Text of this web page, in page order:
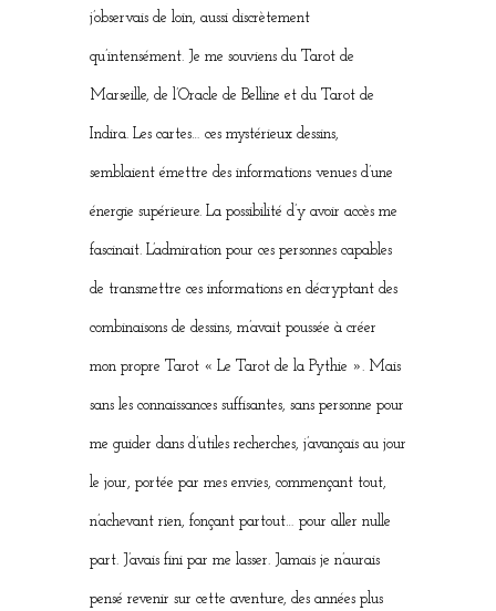
j’observais de loin, aussi discrètement
qu’intensément. Je me souviens du Tarot de
Marseille, de l’Oracle de Belline et du Tarot de
Indira. Les cartes… ces mystérieux dessins,
semblaient émettre des informations venues d’une
énergie supérieure. La possibilité d’y avoir accès me
fascinait. L’admiration pour ces personnes capables
de transmettre ces informations en décryptant des
combinaisons de dessins, m’avait poussée à créer
mon propre Tarot « Le Tarot de la Pythie ». Mais
sans les connaissances suffisantes, sans personne pour
me guider dans d’utiles recherches, j’avançais au jour
le jour, portée par mes envies, commençant tout,
n’achevant rien, fonçant partout… pour aller nulle
part. J’avais fini par me lasser. Jamais je n’aurais
pensé revenir sur cette aventure, des années plus